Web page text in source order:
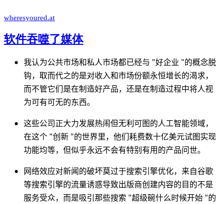
wheresyoured.at
软件吞噬了媒体
我认为公共市场和私人市场都已经与 "好企业 "的概念脱
钩，取而代之的是对收入和市场份额永恒增长的渴求，
而不管它们是在制造好产品，还是在制造过程中将人视
为可有可无的东西。
这些公司正大力发展热闹但无利可图的人工智能领域，
在这个 "创新 "的世界里，他们耗费数十亿美元试图实现
功能均等，但似乎永远不会有特别有用的产品问世。
网络效应对新闻的破坏莫过于搜索引擎优化，来自谷歌
等搜索引擎的流量诱惑导致出版商创建内容的目的不是
服务受众，而是吸引那些搜索 "超级碗什么时候开始 "的